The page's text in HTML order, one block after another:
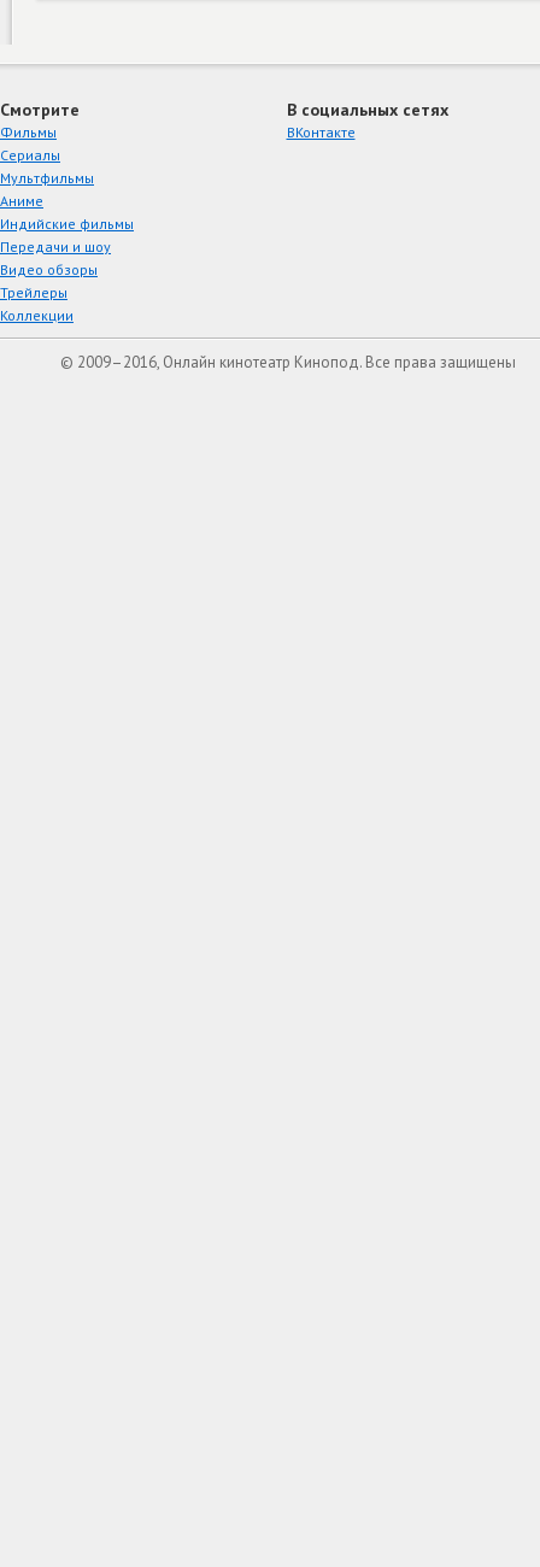
Смотрите
Фильмы
Сериалы
Мультфильмы
Аниме
Индийские фильмы
Передачи и шоу
Видео обзоры
Трейлеры
Коллекции
В социальных сетях
ВКонтакте
© 2009–2016, Онлайн кинотеатр Кинопод. Все права защищены